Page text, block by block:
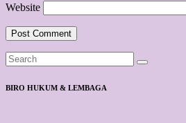
Website
BIRO HUKUM & LEMBAGA